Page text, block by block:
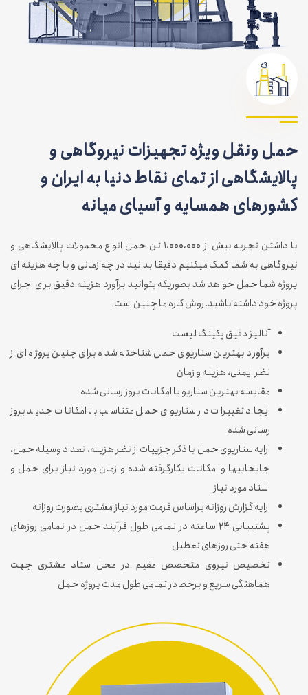
حمل ونقل ویژه تجهیزات نیروگاهی و
پالایشگاهی از تمای نقاط دنیا به ایران و
کشورهای همسایه و آسیای میانه
با داشتن تجربه بیش از ۱،۰۰۰،۰۰۰ تن حمل انواع محمولات پالایشگاهی و
نیروگاهی به شما کمک میکنیم دقیقا بدانید در چه زمانی و با چه هزینه ای
پروژه شما حمل خواهد شد بطوریکه بتوانید برآورد هزینه دقیق برای اجرای
پروژه خود داشته باشید. روش کاره ما چنین است:
آنالیز دقیق پکینگ لیست
برآورد بهترین سناریوی حمل شناخته شده برای چنین پروژه ای از
نظر ایمنی، هزینه و زمان
مقایسه بهترین سناریو با امکانات بروز رسانی شده
ایجاد تغییرات در سناریوی حمل متناسب با امکانات جدید بروز
رسانی شده
ارایه سناریوی حمل با ذکر جزییات از نظر هزینه، تعداد وسیله حمل،
جابجاییها و امکانات بکارگرفته شده و زمان مورد نیاز برای حمل و
اسناد مورد نیاز
ارایه گزارش روزانه براساس فرمت مورد نیاز مشتری بصورت روزانه
پشتیبانی ۲۴ ساعته در تمامی طول فرآیند حمل در تمامی روزهای
هفته حتی روزهای تعطیل
تخصیص نیروی متخصص مقیم در محل ستاد مشتری جهت
هماهنگی سریع و برخط در تمامی طول مدت پروژه حمل